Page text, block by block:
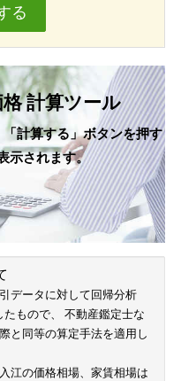
る
計算ツール
「計算する」ボタンを押す
示されます。
データに対して回帰分析
もので、 不動産鑑定士な
と同等の算定手法を適用し
江の価格相場、家賃相場は